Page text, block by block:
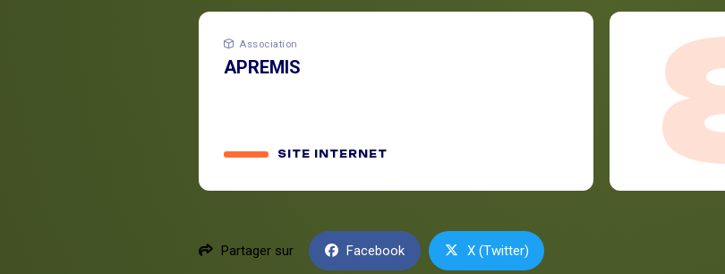
Association
APREMIS
SITE INTERNET
Partager sur Facebook X (Twitter)